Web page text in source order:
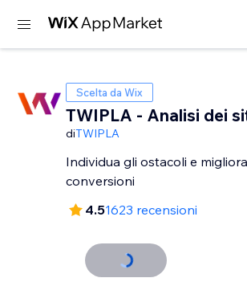
Scelta da Wix
TWIPLA - Analisi dei
diTWIPLA
Individua gli ostacoli e
conversioni
4.51623 recensioni